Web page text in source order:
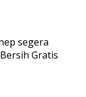
segera
Gratis